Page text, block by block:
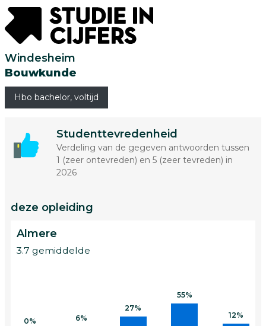
Windesheim
Bouwkunde
Hbo bachelor, voltijd
Studenttevredenheid
Verdeling van de gegeven antwoorden tussen
1 (zeer ontevreden) en 5 (zeer tevreden) in
2026
deze opleiding
Almere
3.7 gemiddelde
0%
6%
27%
55%
12%